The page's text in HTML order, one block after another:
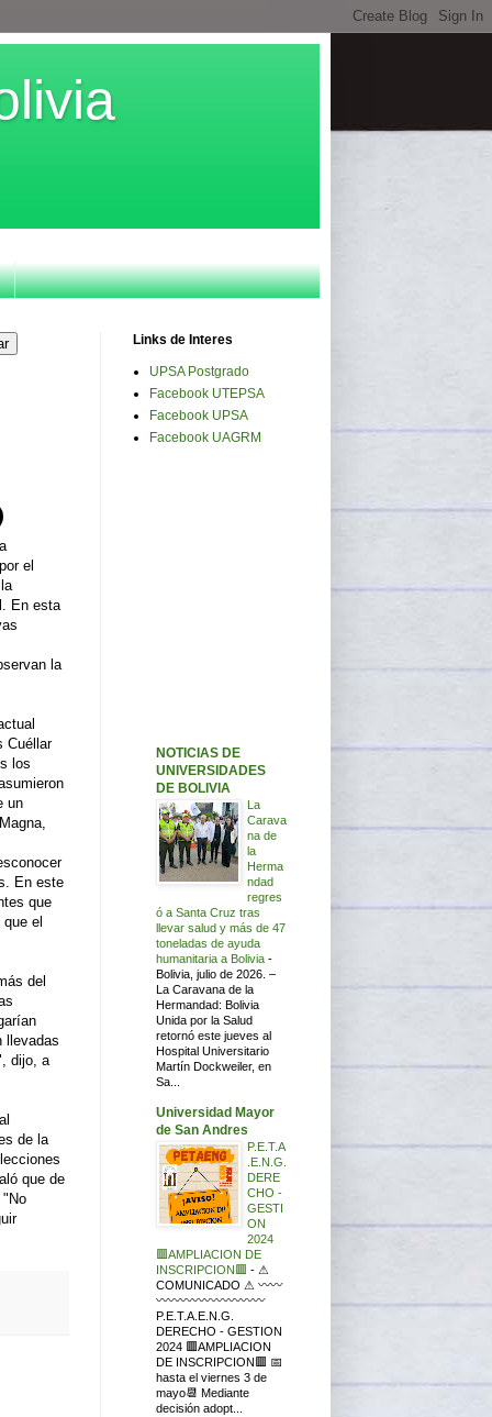
el
En esta
la
Cuéllar
los
un
En este
que
el
del
llevadas
dijo, a
de la
que de
"No
Links de Interes
UPSA Postgrado
Facebook UTEPSA
Facebook UPSA
Facebook UAGRM
NOTICIAS DE
UNIVERSIDADES
DE BOLIVIA
La
Carava
na de
la
Herma
ndad
regres
ó a Santa Cruz tras
llevar salud y más de 47
toneladas de ayuda
humanitaria a Bolivia -
Bolivia, julio de 2026. –
La Caravana de la
Hermandad: Bolivia
Unida por la Salud
retornó este jueves al
Hospital Universitario
Martín Dockweiler, en
Sa...
Universidad Mayor
de San Andres
P.E.T.A
.E.N.G.
DERE
CHO -
GESTI
ON
2024
🟥AMPLIACION DE
INSCRIPCION🟥 - ⚠
COMUNICADO ⚠ 〰〰
〰〰〰〰〰〰〰〰〰
P.E.T.A.E.N.G.
DERECHO - GESTION
2024 🟥AMPLIACION
DE INSCRIPCION🟥 📅
hasta el viernes 3 de
mayo📆 Mediante
decisión adopt...